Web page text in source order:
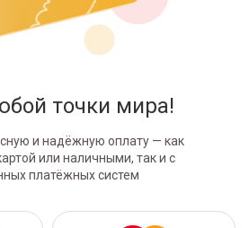
точки мира!
и надёжную оплату — как
или наличными, так и с
платёжных систем